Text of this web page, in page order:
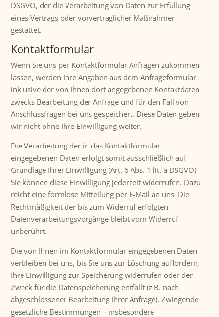
DSGVO, der die Verarbeitung von Daten zur Erfüllung
eines Vertrags oder vorvertraglicher Maßnahmen
gestattet.
Kontaktformular
Wenn Sie uns per Kontaktformular Anfragen zukommen
lassen, werden Ihre Angaben aus dem Anfrageformular
inklusive der von Ihnen dort angegebenen Kontaktdaten
zwecks Bearbeitung der Anfrage und für den Fall von
Anschlussfragen bei uns gespeichert. Diese Daten geben
wir nicht ohne Ihre Einwilligung weiter.
Die Verarbeitung der in das Kontaktformular
eingegebenen Daten erfolgt somit ausschließlich auf
Grundlage Ihrer Einwilligung (Art. 6 Abs. 1 lit. a DSGVO).
Sie können diese Einwilligung jederzeit widerrufen. Dazu
reicht eine formlose Mitteilung per E-Mail an uns. Die
Rechtmäßigkeit der bis zum Widerruf erfolgten
Datenverarbeitungsvorgänge bleibt vom Widerruf
unberührt.
Die von Ihnen im Kontaktformular eingegebenen Daten
verbleiben bei uns, bis Sie uns zur Löschung auffordern,
Ihre Einwilligung zur Speicherung widerrufen oder der
Zweck für die Datenspeicherung entfällt (z.B. nach
abgeschlossener Bearbeitung Ihrer Anfrage). Zwingende
gesetzliche Bestimmungen – insbesondere